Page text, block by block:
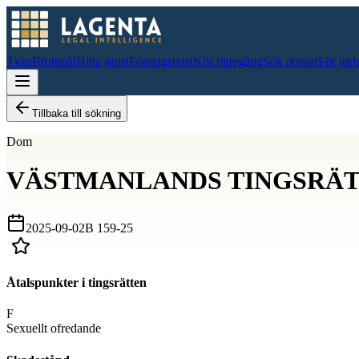
TvistBrottmålHitta juristFöretagstvistKör rättegångSök domarFör
Tillbaka till sökning
Dom
VÄSTMANLANDS
2025-09-02B 159-25
Åtalspunkter i tingsrätten
F
Sexuellt ofredande